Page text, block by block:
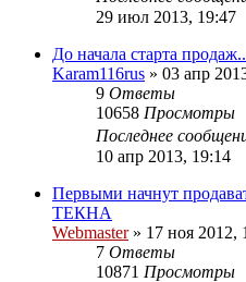
29 июл 2013, 19:47
До начала старта
Karam116rus » 03 апр
9 Ответы
10658 Просмотры
Последнее
10 апр 2013, 19:14
Первыми начнут
ТЕКНА
Webmaster» 17 ноя 2012,
7 Ответы
10871 Просмотры